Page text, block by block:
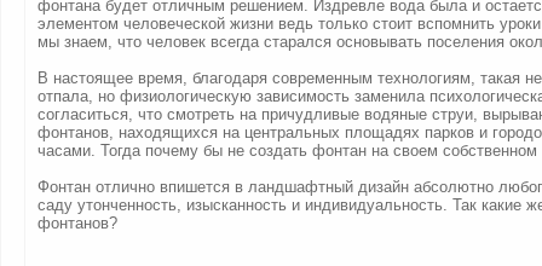
фонтана будет отличным решением. Издревле вода была и
элементом человеческой жизни ведь только стоит вспомнить
мы знаем, что человек всегда старался основывать поселения
В настоящее время, благодаря современным технологиям, такая
отпала, но физиологическую зависимость заменила
согласиться, что смотреть на причудливые водяные струи,
фонтанов, находящихся на центральных площадях парков и
часами. Тогда почему бы не создать фонтан на своем собственном
Фонтан отлично впишется в ландшафтный дизайн абсолютно
саду утонченность, изысканность и индивидуальность. Так какие
фонтанов?